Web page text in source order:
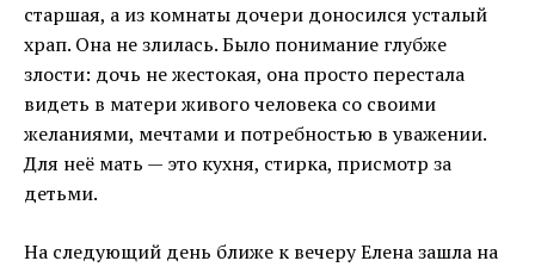
старшая, а из комнаты дочери доносился усталый
храп. Она не злилась. Было понимание глубже
злости: дочь не жестокая, она просто перестала
видеть в матери живого человека со своими
желаниями, мечтами и потребностью в уважении.
Для неё мать — это кухня, стирка, присмотр за
детьми.
На следующий день ближе к вечеру Елена зашла на